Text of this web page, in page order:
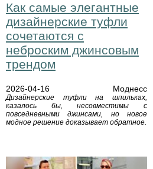
Как самые элегантные
дизайнерские туфли
сочетаются с
неброским джинсовым
трендом
2026-04-16 Моднесс
Дизайнерские туфли на шпильках,
казалось бы, несовместимы с
повседневными джинсами, но новое
модное решение доказывает обратное.